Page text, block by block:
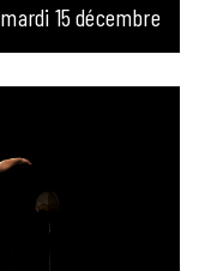
mardi 15 décembre